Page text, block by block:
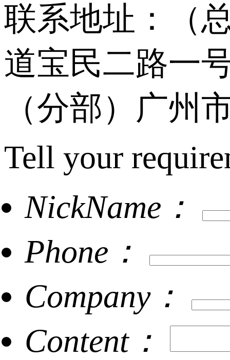
联系地址：（
道宝民二路一
（分部）广州
Tell your
NickName：
Phone：
Company：
Content：